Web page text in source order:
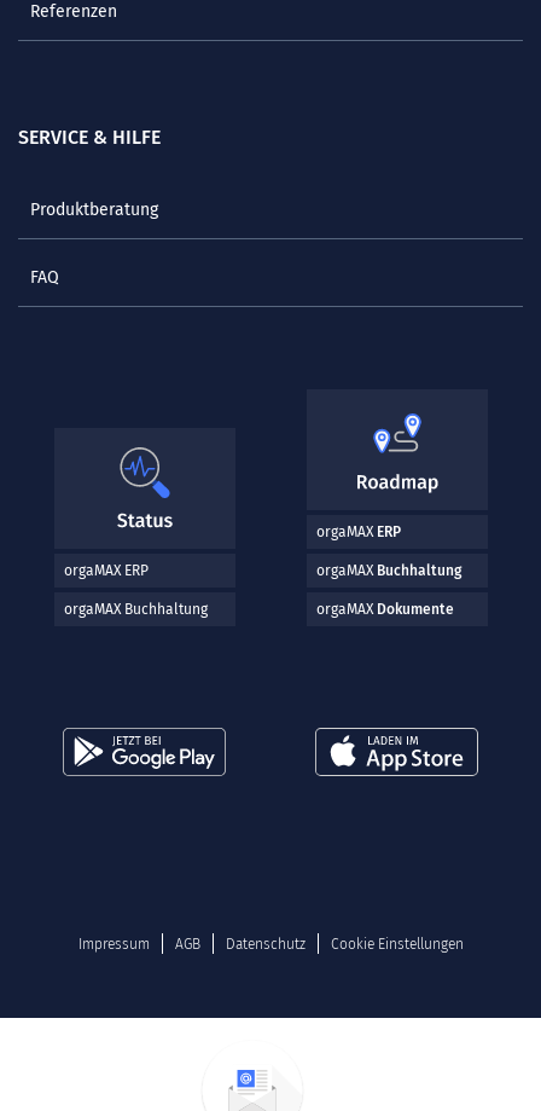
Referenzen
SERVICE & HILFE
Produktberatung
FAQ
orgaMAX ERP
orgaMAX Buchhaltung
orgaMAX ERP
orgaMAX Buchhaltung
orgaMAX Dokumente
Impressum AGB Datenschutz Cookie Einstellungen